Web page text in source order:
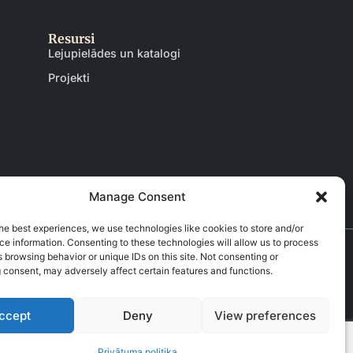
Manage Consent
best experiences, we use technologies like cookies to store and/or
information. Consenting to these technologies will allow us to process
browsing behavior or unique IDs on this site. Not consenting or
may adversely affect certain features and functions.
Deny View preferences
Resursi
Lejupielādes un katalogi
Projekti
Privātuma politikaNoteikumi un nosacījumi